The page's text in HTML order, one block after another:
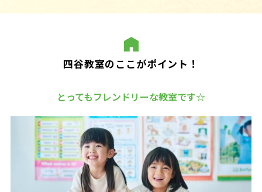
四谷教室のここがポイント！
とってもフレンドリーな教室です☆